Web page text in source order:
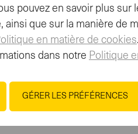
de Suisse.
Reload drink choloate
Raisin / Cranberry
pouvez en savoir plus
ainsi que sur la manière de
en matière de cookies
dans notre Politique
GÉRER LES PRÉFÉRENCES